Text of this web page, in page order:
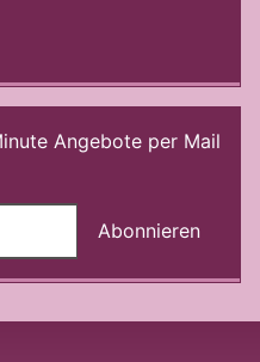
Angebote per Mail
Abonnieren